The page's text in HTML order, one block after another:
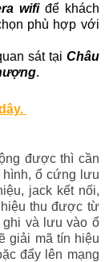
wifi để khách
phù hợp với
sát tại Châu
.
được thì cần
ổ cứng lưu
jack kết nối,
thu được từ
ghi và lưu vào ổ
giải mã tín hiệu
đẩy lên mạng